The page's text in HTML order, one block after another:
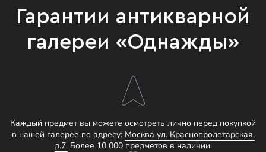
Гарантии антикварной
галереи «Однажды»
Каждый предмет вы можете осмотреть лично перед покупкой
в нашей галерее по адресу: Москва ул. Краснопролетарская,
д.7.Более 10 000 предметов в наличии.